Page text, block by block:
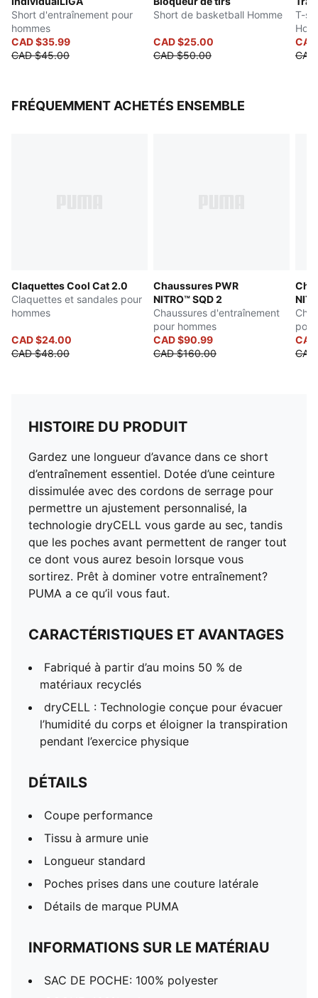
Short d'entraînement pour
hommes
CAD $35.99
CAD $45.00
Short de basketball Homme
CAD $25.00
CAD $50.00
T-
FRÉQUEMMENT ACHETÉS ENSEMBLE
Claquettes Cool Cat 2.0
Claquettes et sandales pour
hommes
CAD $24.00
CAD $48.00
Chaussures PWR
NITRO™ SQD 2
Chaussures d'entraînement
pour hommes
CAD $90.99
CAD $160.00
HISTOIRE DU PRODUIT
Gardez une longueur d’avance dans ce short
d’entraînement essentiel. Dotée d’une ceinture
dissimulée avec des cordons de serrage pour
permettre un ajustement personnalisé, la
technologie dryCELL vous garde au sec, tandis
que les poches avant permettent de ranger tout
ce dont vous aurez besoin lorsque vous
sortirez. Prêt à dominer votre entraînement?
PUMA a ce qu’il vous faut.
CARACTÉRISTIQUES ET AVANTAGES
Fabriqué à partir d’au moins 50 % de
matériaux recyclés
dryCELL : Technologie conçue pour évacuer
l’humidité du corps et éloigner la transpiration
pendant l’exercice physique
DÉTAILS
Coupe performance
Tissu à armure unie
Longueur standard
Poches prises dans une couture latérale
Détails de marque PUMA
INFORMATIONS SUR LE MATÉRIAU
SAC DE POCHE: 100% polyester